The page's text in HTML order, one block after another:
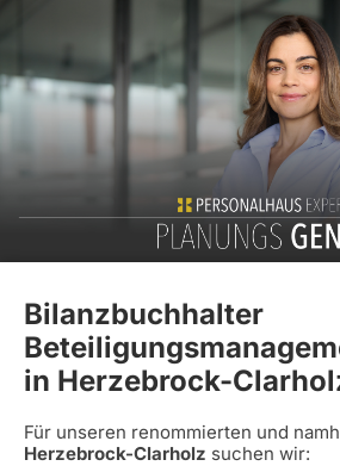
Bilanzbuchhalter
in Herzebrock-
Für unseren renommierten und
Herzebrock-Clarholz suchen wir: